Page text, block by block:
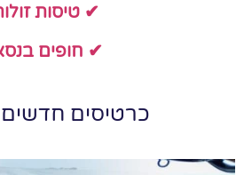
✔ טיסות
✔ חופים
כרטיסים